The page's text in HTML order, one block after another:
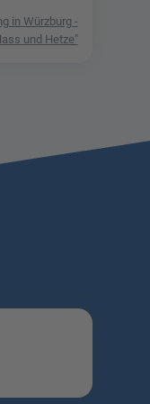
in Würzburg -
und Hetze"